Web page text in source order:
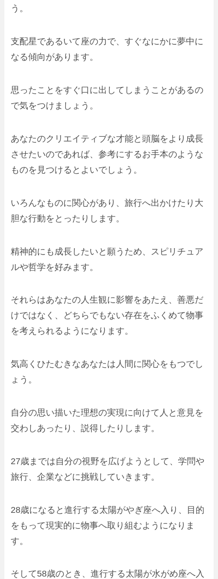
う。
支配星であるいて座の力で、すぐなにかに夢中に
なる傾向があります。
思ったことをすぐ口に出してしまうことがあるの
で気をつけましょう。
あなたのクリエイティブな才能と頭脳をより成長
させたいのであれば、参考にするお手本のような
ものを見つけるとよいでしょう。
いろんなものに関心があり、旅行へ出かけたり大
胆な行動をとったりします。
精神的にも成長したいと願うため、スピリチュア
ルや哲学を好みます。
それらはあなたの人生観に影響をあたえ、善悪だ
けではなく、どちらでもない存在をふくめて物事
を考えられるようになります。
気高くひたむきなあなたは人間に関心をもつでし
ょう。
自分の思い描いた理想の実現に向けて人と意見を
交わしあったり、説得したりします。
27歳までは自分の視野を広げようとして、学問や
旅行、企業などに挑戦していきます。
28歳になると進行する太陽がやぎ座へ入り、目的
をもって現実的に物事へ取り組むようになりま
す。
そして58歳のとき、進行する太陽が水がめ座へ入